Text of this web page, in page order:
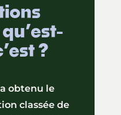
?
obtenu le
classée de